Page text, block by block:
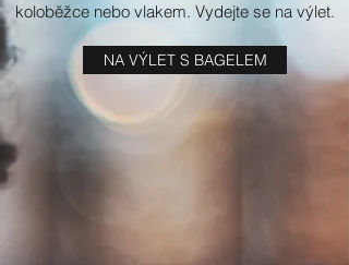
koloběžce nebo vlakem. Vydejte se na výlet.
NA VÝLET S BAGELEM